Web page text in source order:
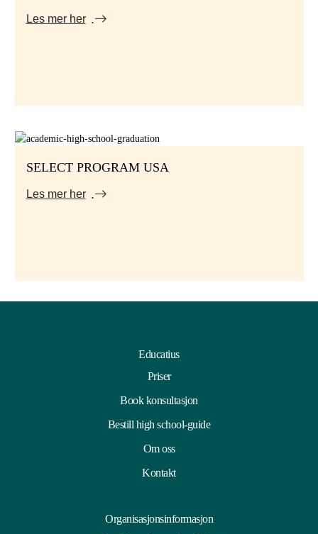
Les mer her
SELECT PROGRAM USA
Les mer her
Educatius
Priser
Book konsultasjon
Bestill high school-guide
Om oss
Kontakt
Organisasjonsinformasjon